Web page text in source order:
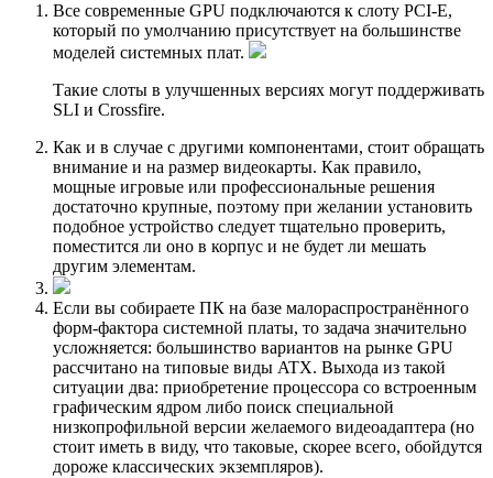
Все современные GPU подключаются к слоту PCI-E,
который по умолчанию присутствует на большинстве
моделей системных плат.
Такие слоты в улучшенных версиях могут поддерживать
SLI и Crossfire.
Как и в случае с другими компонентами, стоит обращать
внимание и на размер видеокарты. Как правило,
мощные игровые или профессиональные решения
достаточно крупные, поэтому при желании установить
подобное устройство следует тщательно проверить,
поместится ли оно в корпус и не будет ли мешать
другим элементам.
Если вы собираете ПК на базе малораспространённого
форм-фактора системной платы, то задача значительно
усложняется: большинство вариантов на рынке GPU
рассчитано на типовые виды ATX. Выхода из такой
ситуации два: приобретение процессора со встроенным
графическим ядром либо поиск специальной
низкопрофильной версии желаемого видеоадаптера (но
стоит иметь в виду, что таковые, скорее всего, обойдутся
дороже классических экземпляров).